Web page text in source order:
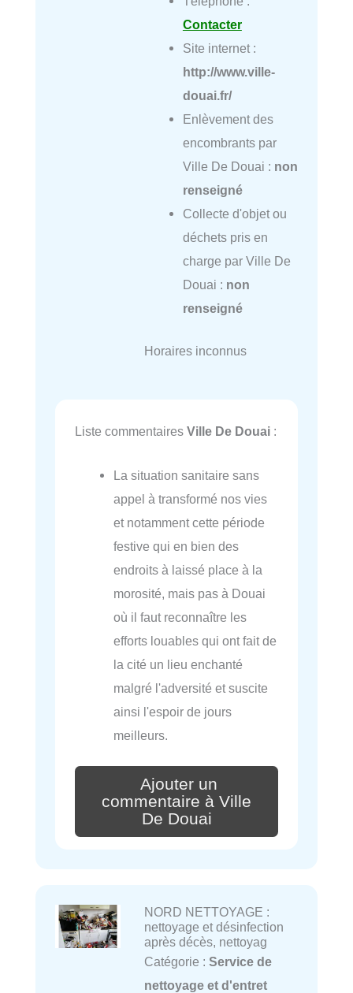
Contacter
Site internet :
http://www.ville-
douai.fr/
Enlèvement des
encombrants par
Ville De Douai : non
renseigné
Collecte d'objet ou
déchets pris en
charge par Ville De
Douai : non
renseigné
Horaires inconnus
Liste commentaires Ville De Douai :
La situation sanitaire sans
appel à transformé nos vies
et notamment cette période
festive qui en bien des
endroits à laissé place à la
morosité, mais pas à Douai
où il faut reconnaître les
efforts louables qui ont fait de
la cité un lieu enchanté
malgré l'adversité et suscite
ainsi l'espoir de jours
meilleurs.
Ajouter un
commentaire à Ville
De Douai
NORD NETTOYAGE :
nettoyage et désinfection
après décès, nettoyag
Catégorie : Service de
nettoyage et d'entret